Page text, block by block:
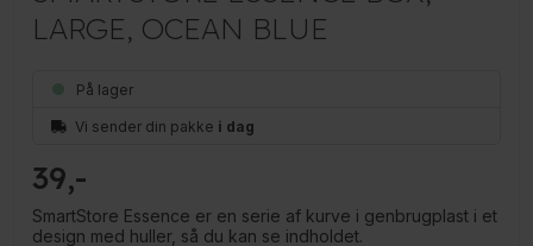
LARGE, OCEAN BLUE
På lager
Vi sender din pakke i dag
39
SmartStore Essence er en serie af kurve i genbrugplast i et
design med huller, så du kan se indholdet.